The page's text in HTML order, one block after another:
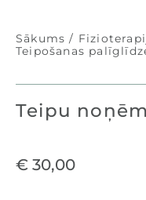
Sākums /
Teipošanas
Teipu
€ 30,00